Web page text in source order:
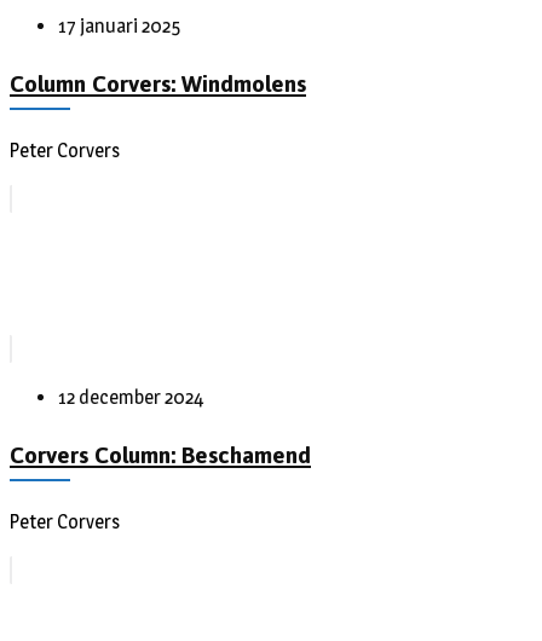
17 januari 2025
Column Corvers: Windmolens
Peter Corvers
12 december 2024
Corvers Column: Beschamend
Peter Corvers